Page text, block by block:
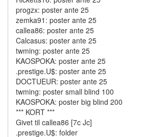
progzx: poster ante 25
zemka91: poster ante 25
callea86: poster ante 25
Calcasus: poster ante 25
twming: poster ante 25
KAOSPOKA: poster ante 25
.prestige.U$: poster ante 25
DOCTUEUR: poster ante 25
twming: poster small blind 100
KAOSPOKA: poster big blind 200
*** KORT ***
Givet til callea86 [7c Jc]
.prestige.U$: folder